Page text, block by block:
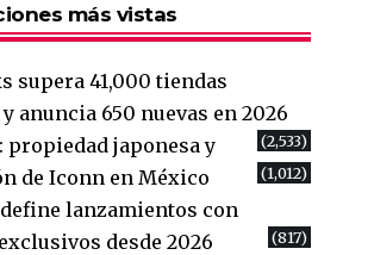
más vistas
supera 41,000 tiendas
anuncia 650 nuevas en 2026
(2,533)
propiedad japonesa y
de Iconn en México
(1,012)
lanzamientos con
desde 2026
(817)